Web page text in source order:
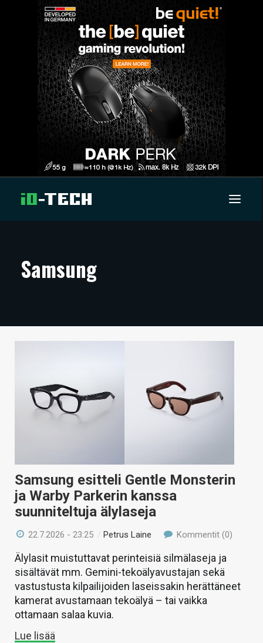
ARTIKKELIT
TECHBBS
KAUPPA
HAKU
Samsung
Samsung esitteli Gentle Monsterin
ja Warby Parkerin kanssa
suunniteltuja älylaseja
22.7.2026 - 23:25 /Petrus Laine Kommentit (0)
Älylasit muistuttavat perinteisiä silmälaseja ja
sisältävät mm. Gemini-tekoälyavustajan sekä
vastustusta kilpailijoiden laseissakin herättäneet
kamerat avustamaan tekoälyä – tai vaikka
ottamaan salaa kuvia.
Lue lisää